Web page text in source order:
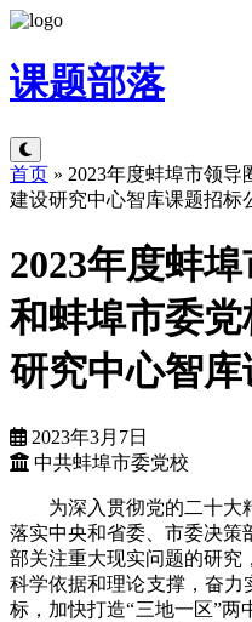
课题部落
首页 » 2023年度蚌埠市领
建设研究中心智库课题招标
2023年度蚌
和蚌埠市委
研究中心智
2023年3月7日
中共蚌埠市委党校
为深入贯彻党的二十大
落实中央和省委、市委决策
部关注重大现实问题的研究
科学依据和理论支撑，奋力
标，加快打造“三地一区”